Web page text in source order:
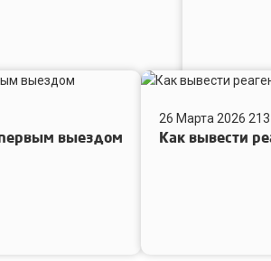
выездом
Как
реагенты
26 Марта 2026 213
Как вывести